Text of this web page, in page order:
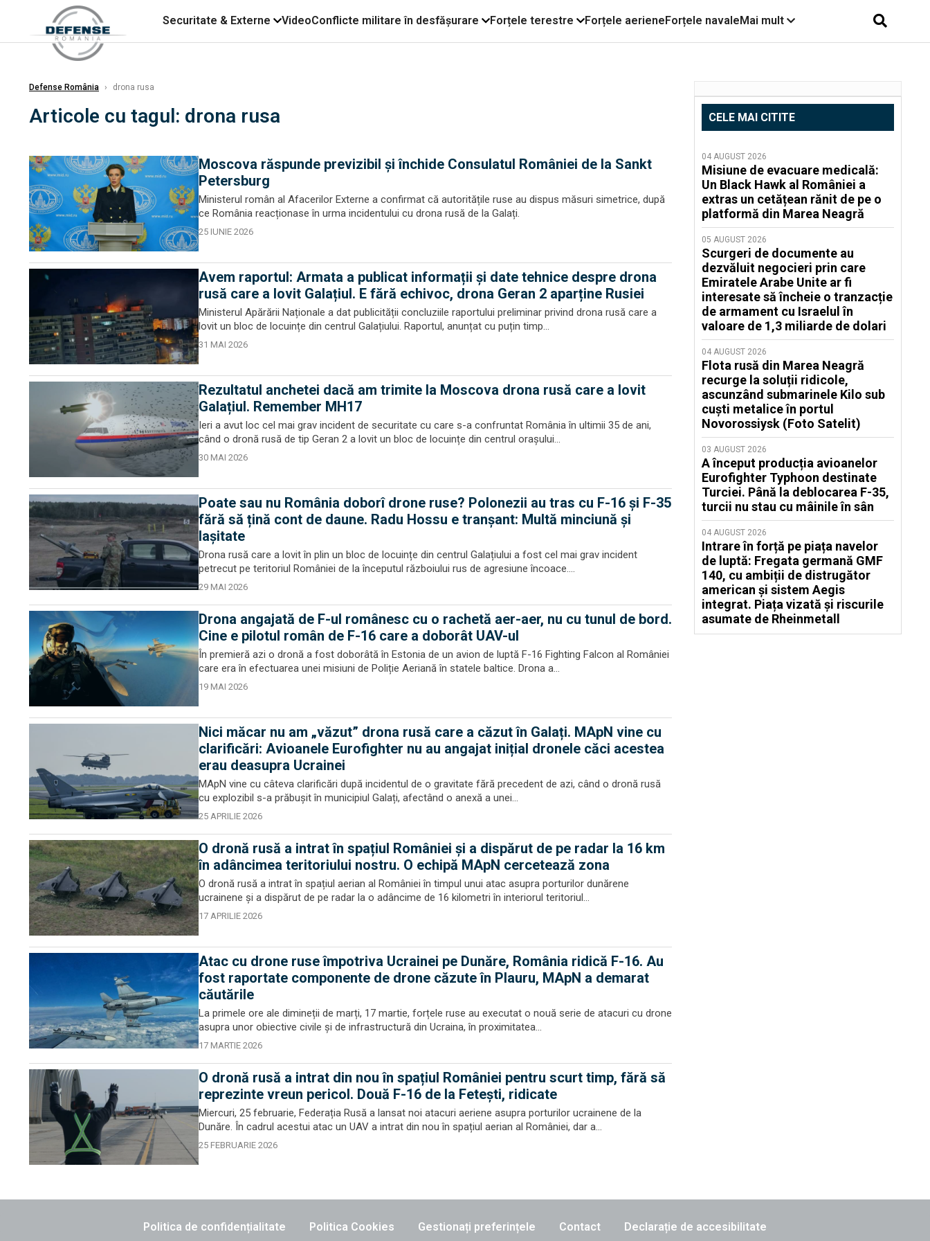
Securitate & Externe VideoConflicte militare în desfășurare Forțele terestre Forțele aerieneForțele navaleMai mult
Defense România › drona rusa
Articole cu tagul: drona rusa
Moscova răspunde previzibil și închide Consulatul României de la Sankt
Petersburg
Ministerul român al Afacerilor Externe a confirmat că autoritățile ruse au dispus măsuri simetrice, după
ce România reacționase în urma incidentului cu drona rusă de la Galați.
25 IUNIE 2026
Avem raportul: Armata a publicat informații și date tehnice despre drona
rusă care a lovit Galațiul. E fără echivoc, drona Geran 2 aparține Rusiei
Ministerul Apărării Naționale a dat publicității concluziile raportului preliminar privind drona rusă care a
lovit un bloc de locuințe din centrul Galațiului. Raportul, anunțat cu puțin timp...
31 MAI 2026
Rezultatul anchetei dacă am trimite la Moscova drona rusă care a lovit
Galațiul. Remember MH17
Ieri a avut loc cel mai grav incident de securitate cu care s-a confruntat România în ultimii 35 de ani,
când o dronă rusă de tip Geran 2 a lovit un bloc de locuințe din centrul orașului...
30 MAI 2026
Poate sau nu România doborî drone ruse? Polonezii au tras cu F-16 și F-35
fără să țină cont de daune. Radu Hossu e tranșant: Multă minciună și
lașitate
Drona rusă care a lovit în plin un bloc de locuințe din centrul Galațiului a fost cel mai grav incident
petrecut pe teritoriul României de la începutul războiului rus de agresiune încoace....
29 MAI 2026
Drona angajată de F-ul românesc cu o rachetă aer-aer, nu cu tunul de bord.
Cine e pilotul român de F-16 care a doborât UAV-ul
În premieră azi o dronă a fost doborâtă în Estonia de un avion de luptă F-16 Fighting Falcon al României
care era în efectuarea unei misiuni de Poliție Aeriană în statele baltice. Drona a...
19 MAI 2026
Nici măcar nu am „văzut” drona rusă care a căzut în Galați. MApN vine cu
clarificări: Avioanele Eurofighter nu au angajat inițial dronele căci acestea
erau deasupra Ucrainei
MApN vine cu câteva clarificări după incidentul de o gravitate fără precedent de azi, când o dronă rusă
cu explozibil s-a prăbușit în municipiul Galați, afectând o anexă a unei...
25 APRILIE 2026
O dronă rusă a intrat în spațiul României și a dispărut de pe radar la 16 km
în adâncimea teritoriului nostru. O echipă MApN cercetează zona
O dronă rusă a intrat în spațiul aerian al României în timpul unui atac asupra porturilor dunărene
ucrainene și a dispărut de pe radar la o adâncime de 16 kilometri în interiorul teritoriul...
17 APRILIE 2026
Atac cu drone ruse împotriva Ucrainei pe Dunăre, România ridică F-16. Au
fost raportate componente de drone căzute în Plauru, MApN a demarat
căutările
La primele ore ale dimineții de marți, 17 martie, forțele ruse au executat o nouă serie de atacuri cu drone
asupra unor obiective civile și de infrastructură din Ucraina, în proximitatea...
17 MARTIE 2026
O dronă rusă a intrat din nou în spațiul României pentru scurt timp, fără să
reprezinte vreun pericol. Două F-16 de la Fetești, ridicate
Miercuri, 25 februarie, Federația Rusă a lansat noi atacuri aeriene asupra porturilor ucrainene de la
Dunăre. În cadrul acestui atac un UAV a intrat din nou în spațiul aerian al României, dar a...
25 FEBRUARIE 2026
CELE MAI CITITE
04 AUGUST 2026
Misiune de evacuare medicală:
Un Black Hawk al României a
extras un cetățean rănit de pe o
platformă din Marea Neagră
05 AUGUST 2026
Scurgeri de documente au
dezvăluit negocieri prin care
Emiratele Arabe Unite ar fi
interesate să încheie o tranzacție
de armament cu Israelul în
valoare de 1,3 miliarde de dolari
04 AUGUST 2026
Flota rusă din Marea Neagră
recurge la soluții ridicole,
ascunzând submarinele Kilo sub
cuști metalice în portul
Novorossiysk (Foto Satelit)
03 AUGUST 2026
A început producția avioanelor
Eurofighter Typhoon destinate
Turciei. Până la deblocarea F-35,
turcii nu stau cu mâinile în sân
04 AUGUST 2026
Intrare în forță pe piața navelor
de luptă: Fregata germană GMF
140, cu ambiții de distrugător
american și sistem Aegis
integrat. Piața vizată și riscurile
asumate de Rheinmetall
Politica de confidențialitate Politica Cookies Gestionați preferințele Contact Declarație de accesibilitate